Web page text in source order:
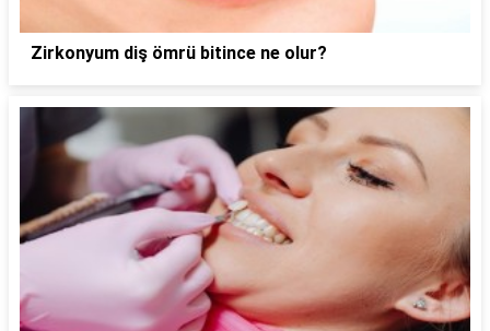
Zirkonyum diş ömrü bitince ne olur?